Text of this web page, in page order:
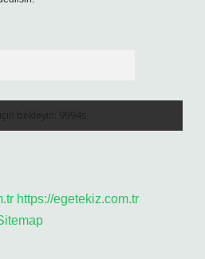
https://egetekiz.com.tr